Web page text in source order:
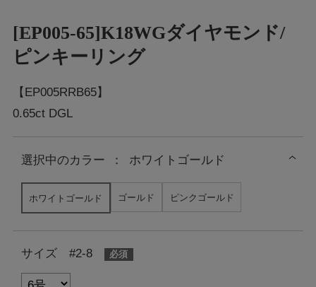
[EP005-65]K18WGダイヤモンド/
ピンキーリング
【EP005RRB65】
0.65ct DGL
選択中のカラー ： ホワイトゴールド
ホワイトゴールド ゴールド ピンクゴールド
サイズ #2-8